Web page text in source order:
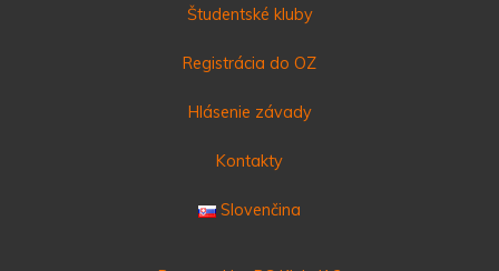
Študentské kluby
Registrácia do OZ
Hlásenie závady
Kontakty
Slovenčina